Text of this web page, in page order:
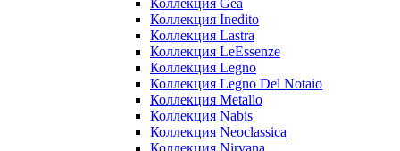
Коллекция Gea
Коллекция Inedito
Коллекция Lastra
Коллекция LeEssenze
Коллекция Legno
Коллекция Legno Del Notaio
Коллекция Metallo
Коллекция Nabis
Коллекция Neoclassica
Коллекция Nirvana